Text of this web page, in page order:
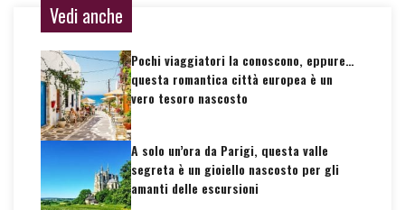
Vedi anche
Pochi viaggiatori la conoscono, eppure…
questa romantica città europea è un
vero tesoro nascosto
A solo un’ora da Parigi, questa valle
segreta è un gioiello nascosto per gli
amanti delle escursioni